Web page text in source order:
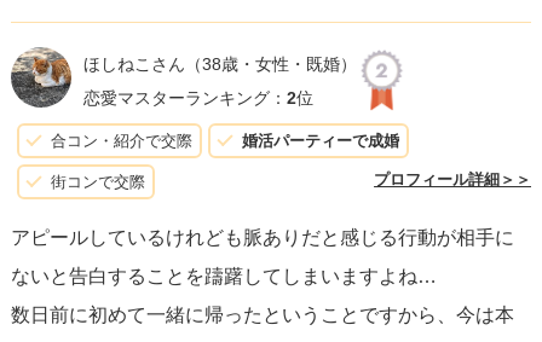
ほしねこさん （38歳・女性・既婚）
恋愛マスターランキング： 2位
合コン・紹介で交際 婚活パーティーで成婚
街コンで交際 プロフィール詳細＞＞
アピールしているけれども脈ありだと感じる行動が相手に
ないと告白することを躊躇してしまいますよね…
数日前に初めて一緒に帰ったということですから、今は本